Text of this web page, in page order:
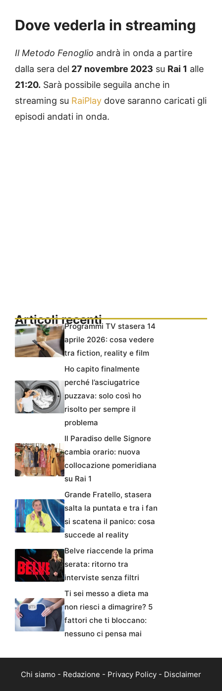
Dove vederla in streaming
Il Metodo Fenoglio andrà in onda a partire
dalla sera del 27 novembre 2023 su Rai 1 alle
21:20. Sarà possibile seguila anche in
streaming su RaiPlay dove saranno caricati gli
episodi andati in onda.
Articoli recentiProgrammi TV stasera 14
aprile 2026: cosa vedere
tra fiction, reality e film
Ho capito finalmente
perché l’asciugatrice
puzzava: solo così ho
risolto per sempre il
problema
Il Paradiso delle Signore
cambia orario: nuova
collocazione pomeridiana
su Rai 1
Grande Fratello, stasera
salta la puntata e tra i fan
si scatena il panico: cosa
succede al reality
Belve riaccende la prima
serata: ritorno tra
interviste senza filtri
Ti sei messo a dieta ma
non riesci a dimagrire? 5
fattori che ti bloccano:
nessuno ci pensa mai
Chi siamo - Redazione - Privacy Policy - Disclaimer